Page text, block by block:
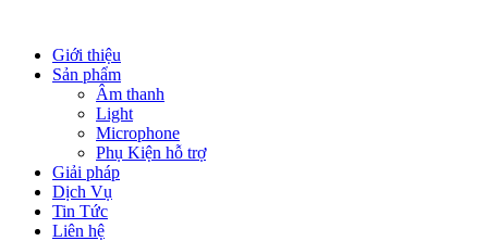
Giới thiệu
Sản phẩm
Âm thanh
Light
Microphone
Phụ Kiện hỗ trợ
Giải pháp
Dịch Vụ
Tin Tức
Liên hệ